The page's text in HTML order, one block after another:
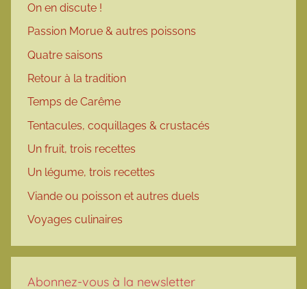
On en discute !
Passion Morue & autres poissons
Quatre saisons
Retour à la tradition
Temps de Carême
Tentacules, coquillages & crustacés
Un fruit, trois recettes
Un légume, trois recettes
Viande ou poisson et autres duels
Voyages culinaires
Abonnez-vous à la newsletter